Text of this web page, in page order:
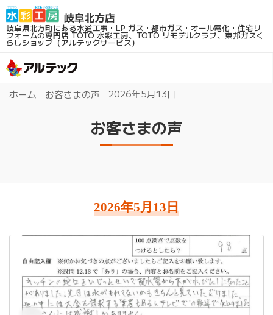
岐阜県北方町にある水道工事・LP ガス・都市ガス・オール電化・住宅リ
フォームの専門店TOTO 水彩工房、TOTO リモデルクラブ、東邦ガスく
らしショップ（アルテックサービス）
ホーム お客さまの声 2026年5月13日
お客さまの声
2026年5月13日